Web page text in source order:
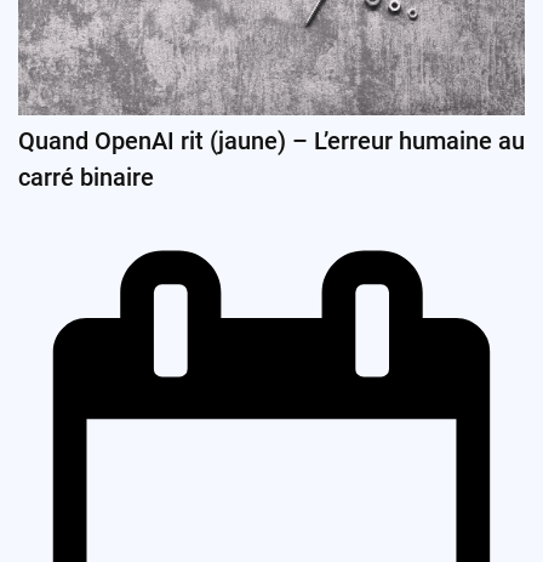
Quand OpenAI rit (jaune) – L’erreur humaine au
carré binaire